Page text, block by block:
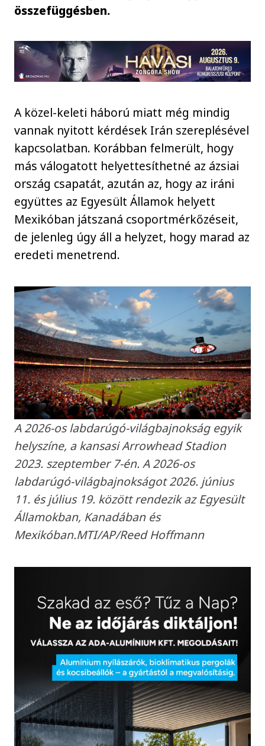
összefüggésben.
A közel-keleti háború miatt még mindig
vannak nyitott kérdések Irán szereplésével
kapcsolatban. Korábban felmerült, hogy
más válogatott helyettesíthetné az ázsiai
ország csapatát, azután az, hogy az iráni
együttes az Egyesült Államok helyett
Mexikóban játszaná csoportmérkőzéseit,
de jelenleg úgy áll a helyzet, hogy marad az
eredeti menetrend.
A 2026-os labdarúgó-világbajnokság egyik
helyszíne, a kansasi Arrowhead Stadion
2023. szeptember 7-én. A 2026-os
labdarúgó-világbajnokságot 2026. június
11. és július 19. között rendezik az Egyesült
Államokban, Kanadában és
Mexikóban.MTI/AP/Reed Hoffmann